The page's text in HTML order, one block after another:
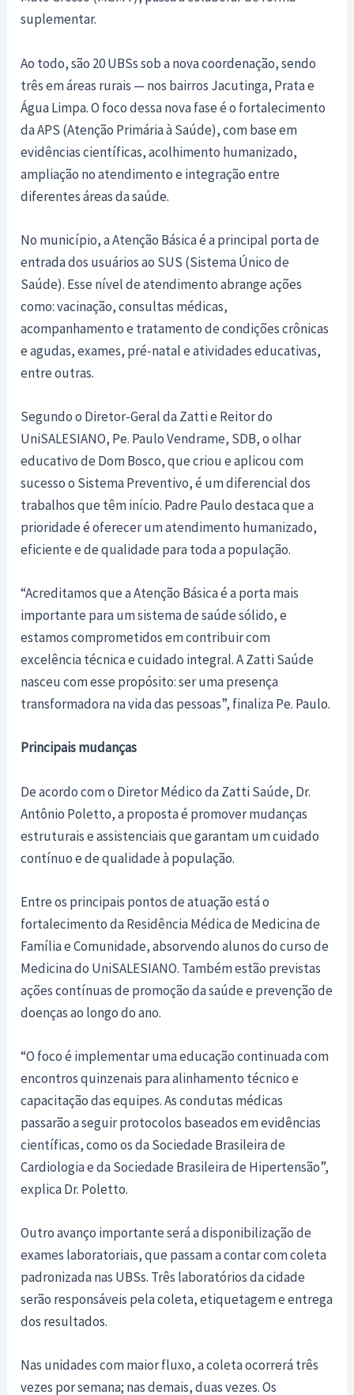
suplementar.
Ao todo, são 20 UBSs sob a nova coordenação, sendo
três em áreas rurais — nos bairros Jacutinga, Prata e
Água Limpa. O foco dessa nova fase é o fortalecimento
da APS (Atenção Primária à Saúde), com base em
evidências científicas, acolhimento humanizado,
ampliação no atendimento e integração entre
diferentes áreas da saúde.
No município, a Atenção Básica é a principal porta de
entrada dos usuários ao SUS (Sistema Único de
Saúde). Esse nível de atendimento abrange ações
como: vacinação, consultas médicas,
acompanhamento e tratamento de condições crônicas
e agudas, exames, pré-natal e atividades educativas,
entre outras.
Segundo o Diretor-Geral da Zatti e Reitor do
UniSALESIANO, Pe. Paulo Vendrame, SDB, o olhar
educativo de Dom Bosco, que criou e aplicou com
sucesso o Sistema Preventivo, é um diferencial dos
trabalhos que têm início. Padre Paulo destaca que a
prioridade é oferecer um atendimento humanizado,
eficiente e de qualidade para toda a população.
“Acreditamos que a Atenção Básica é a porta mais
importante para um sistema de saúde sólido, e
estamos comprometidos em contribuir com
excelência técnica e cuidado integral. A Zatti Saúde
nasceu com esse propósito: ser uma presença
transformadora na vida das pessoas”, finaliza Pe. Paulo.
Principais mudanças
De acordo com o Diretor Médico da Zatti Saúde, Dr.
Antônio Poletto, a proposta é promover mudanças
estruturais e assistenciais que garantam um cuidado
contínuo e de qualidade à população.
Entre os principais pontos de atuação está o
fortalecimento da Residência Médica de Medicina de
Família e Comunidade, absorvendo alunos do curso de
Medicina do UniSALESIANO. Também estão previstas
ações contínuas de promoção da saúde e prevenção de
doenças ao longo do ano.
“O foco é implementar uma educação continuada com
encontros quinzenais para alinhamento técnico e
capacitação das equipes. As condutas médicas
passarão a seguir protocolos baseados em evidências
científicas, como os da Sociedade Brasileira de
Cardiologia e da Sociedade Brasileira de Hipertensão”,
explica Dr. Poletto.
Outro avanço importante será a disponibilização de
exames laboratoriais, que passam a contar com coleta
padronizada nas UBSs. Três laboratórios da cidade
serão responsáveis pela coleta, etiquetagem e entrega
dos resultados.
Nas unidades com maior fluxo, a coleta ocorrerá três
vezes por semana; nas demais, duas vezes. Os